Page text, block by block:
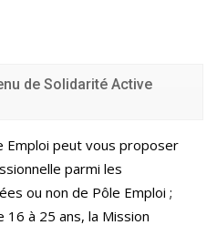
de Solidarité Active
Emploi peut vous proposer
parmi les
ou non de Pôle Emploi ;
16 à 25 ans, la Mission